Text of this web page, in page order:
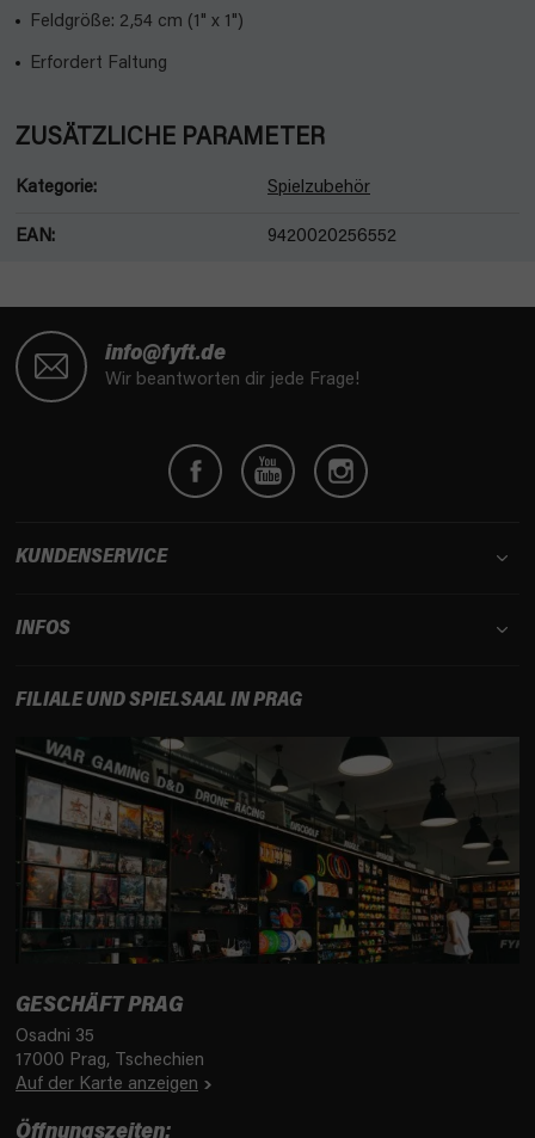
Feldgröße: 2,54 cm (1" x 1")
Erfordert Faltung
ZUSÄTZLICHE PARAMETER
Kategorie: Spielzubehör
EAN: 9420020256552
info@fyft.de
Wir beantworten dir jede Frage!
KUNDENSERVICE
INFOS
FILIALE UND SPIELSAAL IN PRAG
GESCHÄFT PRAG
Osadni 35
17000 Prag, Tschechien
Auf der Karte anzeigen
Öffnungszeiten: